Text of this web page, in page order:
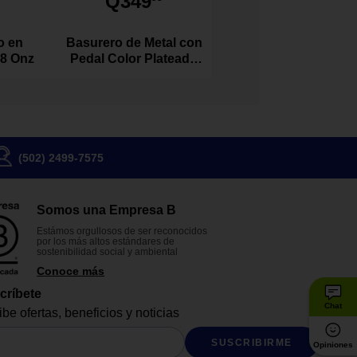
en
Onz
Basurero de Metal con
Pedal Color Plateado
(502) 2499-7575
Somos una Empresa B
Estámos orgullosos de ser reconocidos
por los más altos estándares de
sostenibilidad social y ambiental
Conoce más
ofertas, beneficios y noticias
SUSCRIBIRME
Chat
Opiniones